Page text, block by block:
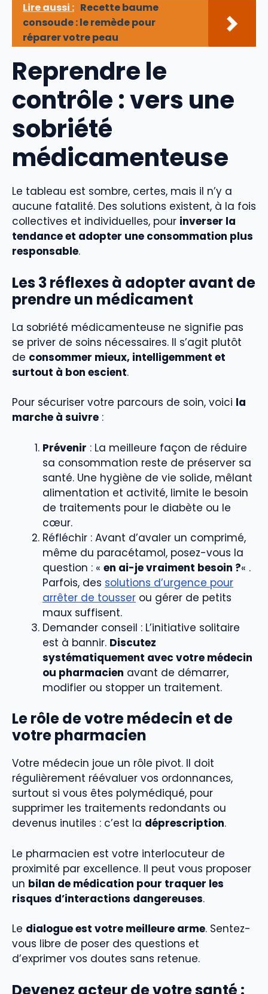
Lire aussi : Recette baume
consoude : le remède pour
réparer votre peau
Reprendre le
contrôle : vers une
sobriété
médicamenteuse
Le tableau est sombre, certes, mais il n’y a
aucune fatalité. Des solutions existent, à la fois
collectives et individuelles, pour inverser la
tendance et adopter une consommation plus
responsable.
Les 3 réflexes à adopter avant de
prendre un médicament
La sobriété médicamenteuse ne signifie pas
se priver de soins nécessaires. Il s’agit plutôt
de consommer mieux, intelligemment et
surtout à bon escient.
Pour sécuriser votre parcours de soin, voici la
marche à suivre :
Prévenir : La meilleure façon de réduire
sa consommation reste de préserver sa
santé. Une hygiène de vie solide, mêlant
alimentation et activité, limite le besoin
de traitements pour le diabète ou le
cœur.
Réfléchir : Avant d’avaler un comprimé,
même du paracétamol, posez-vous la
question : « en ai-je vraiment besoin ?« .
Parfois, des solutions d’urgence pour
arrêter de tousser ou gérer de petits
maux suffisent.
Demander conseil : L’initiative solitaire
est à bannir. Discutez
systématiquement avec votre médecin
ou pharmacien avant de démarrer,
modifier ou stopper un traitement.
Le rôle de votre médecin et de
votre pharmacien
Votre médecin joue un rôle pivot. Il doit
régulièrement réévaluer vos ordonnances,
surtout si vous êtes polymédiqué, pour
supprimer les traitements redondants ou
devenus inutiles : c’est la déprescription.
Le pharmacien est votre interlocuteur de
proximité par excellence. Il peut vous proposer
un bilan de médication pour traquer les
risques d’interactions dangereuses.
Le dialogue est votre meilleure arme. Sentez-
vous libre de poser des questions et
d’exprimer vos doutes sans retenue.